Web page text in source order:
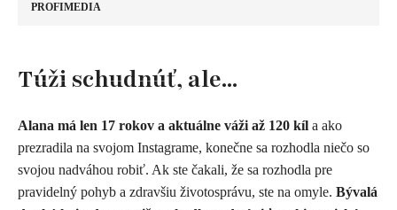
PROFIMEDIA
Túži schudnúť, ale...
Alana má len 17 rokov a aktuálne váži až 120 kíl a ako
prezradila na svojom Instagrame, konečne sa rozhodla niečo so
svojou nadváhou robiť. Ak ste čakali, že sa rozhodla pre
pravidelný pohyb a zdravšiu životosprávu, ste na omyle. Bývalá